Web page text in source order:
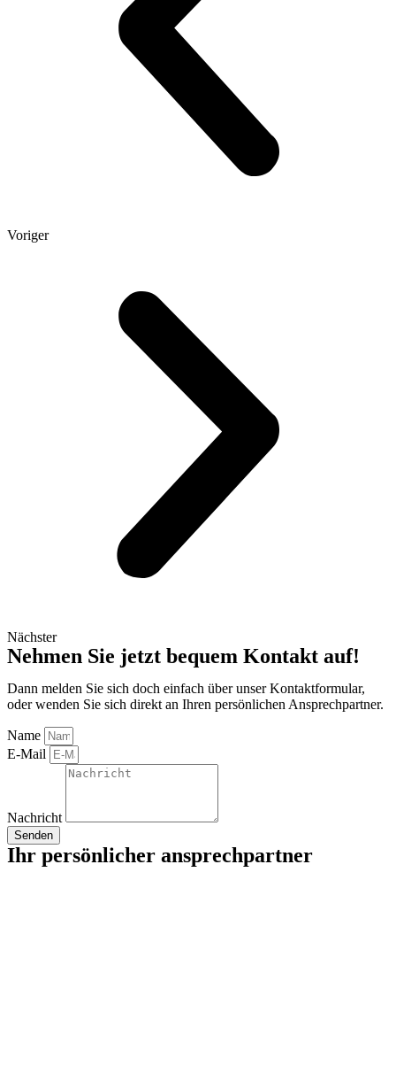
Voriger
Nächster
Nehmen Sie jetzt bequem Kontakt auf!
Dann melden Sie sich doch einfach über unser Kontaktformular,
oder wenden Sie sich direkt an Ihren persönlichen Ansprechpartner.
Name
E-Mail
Nachricht
Senden
Ihr persönlicher ansprechpartner